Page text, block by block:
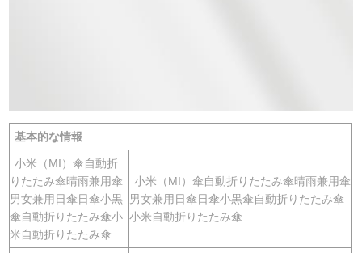
基本的な情報
小米（MI）傘自動折
りたたみ傘晴雨兼用傘
男女兼用日傘日傘小黒
傘自動折りたたみ傘小
米自動折りたたみ傘
小米（MI）傘自動折りたたみ傘晴雨兼用傘
男女兼用日傘日傘小黒傘自動折りたたみ傘
小米自動折りたたみ傘